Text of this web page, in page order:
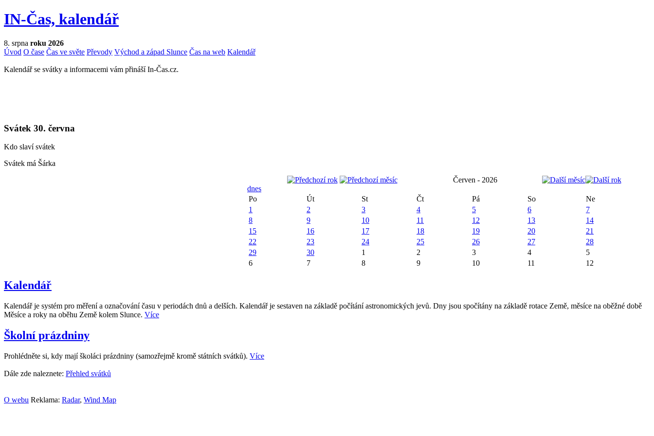
IN-Čas, kalendář
8. srpna roku 2026
Úvod O čase Čas ve světe Převody Východ a západ Slunce Čas na web Kalendář
Kalendář se svátky a informacemi vám přináší In-Čas.cz.
Svátek 30. června
Kdo slaví svátek
Svátek má Šárka
Červen - 2026
dnes
Po
Út St Čt Pá So
Ne
1
2 3 4 5 6
7
8
9 10 11 12 13
14
15
16 17 18 19 20
21
22
23 24 25 26 27
28
29
30 1 2 3 4
5
6
7 8 9 10 11 12
Kalendář
Kalendář je systém pro měření a označování času v periodách dnů a delších. Kalendář je sestaven na základě počítání astronomických jevů. Dny jsou spočítány na základě rotace Země, měsíce na oběžné době
Měsíce a roky na oběhu Země kolem Slunce. Více
Školní prázdniny
Prohlédněte si, kdy mají školáci prázdniny (samozřejmě kromě státních svátků). Více
Dále zde naleznete: Přehled svátků
O webu Reklama: Radar, Wind Map